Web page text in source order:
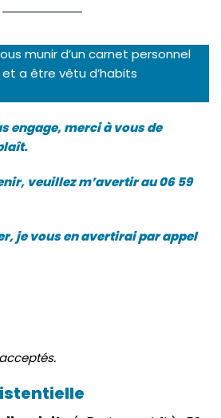
munir d’un carnet personnel
a être vêtu d’habits
engage, merci à vous de
veuillez m’avertir au 06 59
je vous en avertirai par appel